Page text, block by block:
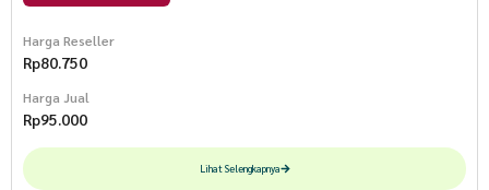
Harga Reseller
Rp80.750
Harga Jual
Rp95.000
Lihat Selengkapnya